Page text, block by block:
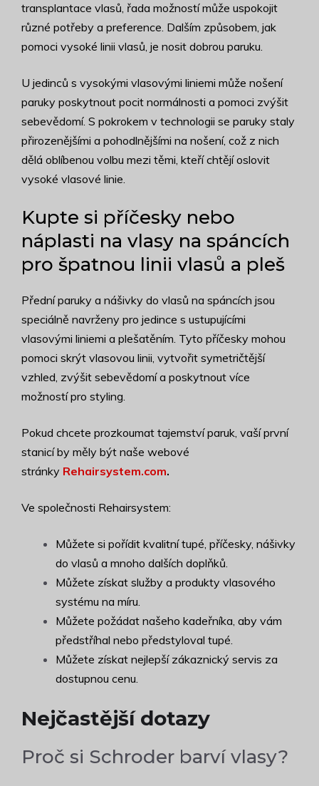
transplantace vlasů, řada možností může uspokojit
různé potřeby a preference. Dalším způsobem, jak
pomoci vysoké linii vlasů, je nosit dobrou paruku.
U jedinců s vysokými vlasovými liniemi může nošení
paruky poskytnout pocit normálnosti a pomoci zvýšit
sebevědomí. S pokrokem v technologii se paruky staly
přirozenějšími a pohodlnějšími na nošení, což z nich
dělá oblíbenou volbu mezi těmi, kteří chtějí oslovit
vysoké vlasové linie.
Kupte si příčesky nebo
náplasti na vlasy na spáncích
pro špatnou linii vlasů a pleš
Přední paruky a nášivky do vlasů na spáncích jsou
speciálně navrženy pro jedince s ustupujícími
vlasovými liniemi a plešatěním. Tyto příčesky mohou
pomoci skrýt vlasovou linii, vytvořit symetričtější
vzhled, zvýšit sebevědomí a poskytnout více
možností pro styling.
Pokud chcete prozkoumat tajemství paruk, vaší první
stanicí by měly být naše webové
stránky Rehairsystem.com.
Ve společnosti Rehairsystem:
Můžete si pořídit kvalitní tupé, příčesky, nášivky
do vlasů a mnoho dalších doplňků.
Můžete získat služby a produkty vlasového
systému na míru.
Můžete požádat našeho kadeřníka, aby vám
předstříhal nebo předstyloval tupé.
Můžete získat nejlepší zákaznický servis za
dostupnou cenu.
Nejčastější dotazy
Proč si Schroder barví vlasy?